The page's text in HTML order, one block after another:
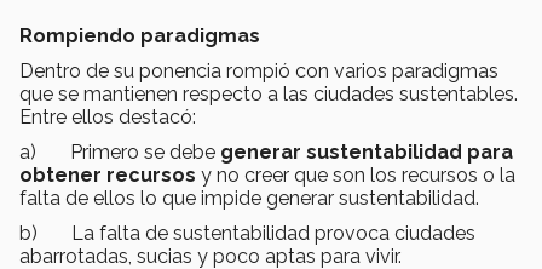
Rompiendo paradigmas
Dentro de su ponencia rompió con varios paradigmas
que se mantienen respecto a las ciudades sustentables.
Entre ellos destacó:
a) Primero se debe generar sustentabilidad para
obtener recursos y no creer que son los recursos o la
falta de ellos lo que impide generar sustentabilidad.
b) La falta de sustentabilidad provoca ciudades
abarrotadas, sucias y poco aptas para vivir.